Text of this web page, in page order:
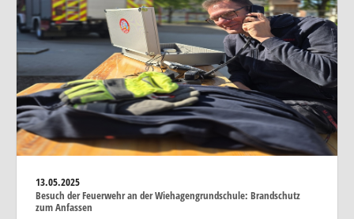
13.05.2025
Besuch der Feuerwehr an der Wiehagengrundschule: Brandschutz
zum Anfassen